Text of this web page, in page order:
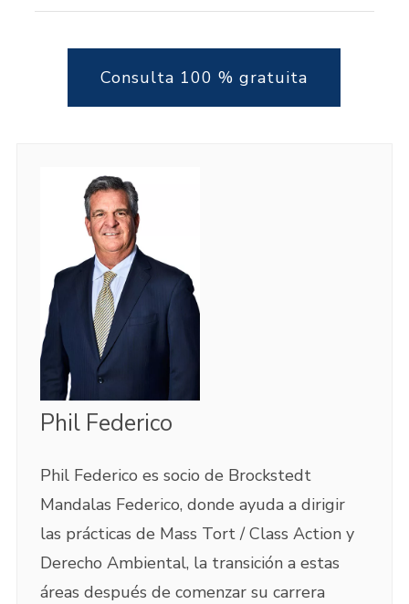
Consulta 100 % gratuita
Phil Federico
Phil Federico es socio de Brockstedt
Mandalas Federico, donde ayuda a dirigir
las prácticas de Mass Tort / Class Action y
Derecho Ambiental, la transición a estas
áreas después de comenzar su carrera